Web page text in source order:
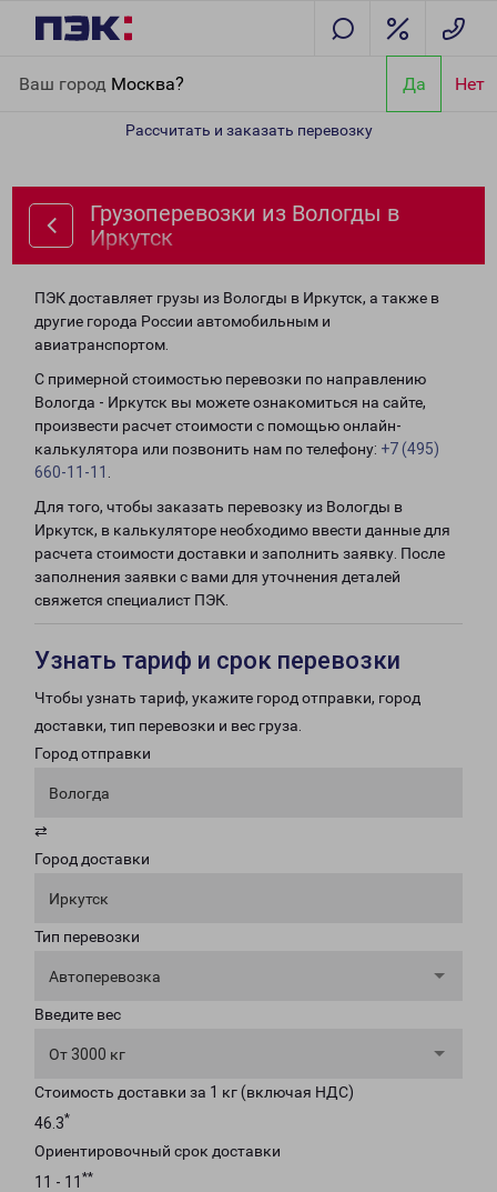
Ваш город Москва? Да Нет
Рассчитать и заказать перевозку
Грузоперевозки из Вологды в
Иркутск
ПЭК доставляет грузы из Вологды в Иркутск, а также в
другие города России автомобильным и
авиатранспортом.
С примерной стоимостью перевозки по направлению
Вологда - Иркутск вы можете ознакомиться на сайте,
произвести расчет стоимости с помощью онлайн-
калькулятора или позвонить нам по телефону: +7 (495)
660-11-11
Для того, чтобы заказать перевозку из Вологды в
Иркутск, в калькуляторе необходимо ввести данные для
расчета стоимости доставки и заполнить заявку. После
заполнения заявки с вами для уточнения деталей
свяжется специалист ПЭК.
Узнать тариф и срок перевозки
Чтобы узнать тариф, укажите город отправки, город
доставки, тип перевозки и вес груза.
Город отправки
Вологда
⇄
Город доставки
Иркутск
Тип перевозки
Автоперевозка
Введите вес
От 3000 кг
Стоимость доставки за 1 кг (включая НДС)
46.3*
Ориентировочный срок доставки
11 - 11 **